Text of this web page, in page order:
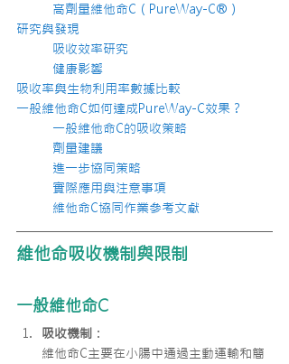
高劑量維他命C（PureWay-C®）
研究與發現
吸收效率研究
健康影響
吸收率與生物利用率數據比較
一般維他命C如何達成PureWay-C效果？
一般維他命C的吸收策略
劑量建議
進一步協同策略
實際應用與注意事項
維他命C協同作業參考文獻
維他命吸收機制與限制
一般維他命C
吸收機制 ：
維他命C主要在小腸中通過主動運輸和簡